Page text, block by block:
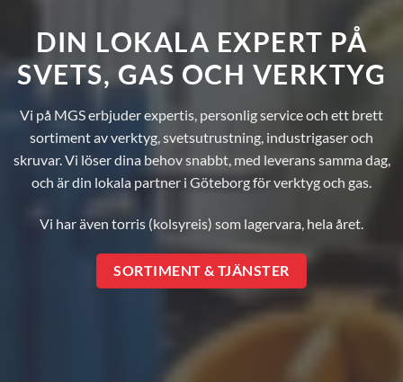
DIN LOKALA EXPERT PÅ
SVETS, GAS OCH VERKTYG
Vi på MGS erbjuder expertis, personlig service och ett brett
sortiment av verktyg, svetsutrustning, industrigaser och
skruvar. Vi löser dina behov snabbt, med leverans samma dag,
och är din lokala partner i Göteborg för verktyg och gas.
Vi har även torris (kolsyreis) som lagervara, hela året.
SORTIMENT & TJÄNSTER